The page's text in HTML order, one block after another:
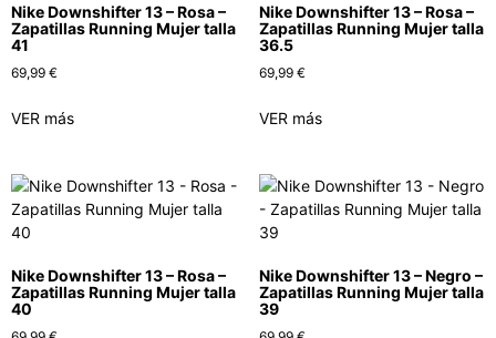
Nike Downshifter 13 – Rosa –
Zapatillas Running Mujer talla
41
69,99 €
VER más
Nike Downshifter 13 – Rosa –
Zapatillas Running Mujer talla
36.5
69,99 €
VER más
Nike Downshifter 13 – Rosa –
Zapatillas Running Mujer talla
40
Nike Downshifter 13 – Negro –
Zapatillas Running Mujer talla
39